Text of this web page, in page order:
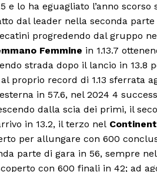
e lo ha eguagliato l’anno
dal leader nella seconda parte
progredendo dal gruppo
Femmine in 1.13.7
strada dopo il lancio in 13.8
al proprio record di 1.13 sferrata
in 57.6, nel 2024 4
dalla scia dei primi, il
in 13.2, il terzo nel
per allungare con 600
parte di gara in 56, sempre
con 600 finali in 42; ad